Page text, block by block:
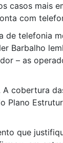
casos mais
com
de telefonia
Barbalho
– as
A cobertura
Plano
que